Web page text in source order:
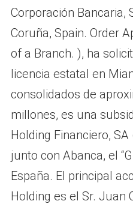
Corporación Bancaria,
Coruña, Spain. Order
of a Branch. ), ha
licencia estatal en
consolidados de
millones, es una
Holding Financiero, SA
junto con Abanca, el
España. El principal
Holding es el Sr. Juan